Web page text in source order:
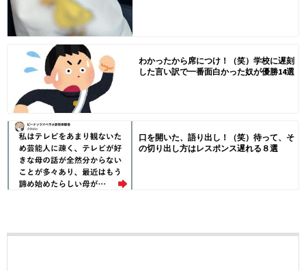
わかったから席につけ！（笑）学校に遅刻
した言い訳で一番面白かった奴が優勝14選
口を開いた、語り出し！（笑）待って、そ
の切り出し方はレスポンス遅れる８選